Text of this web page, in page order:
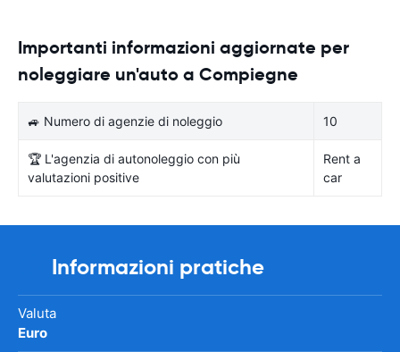
Importanti informazioni aggiornate per
noleggiare un'auto a Compiegne
🚙 Numero di agenzie di noleggio 10
🏆 L'agenzia di autonoleggio con più
valutazioni positive
Rent a
car
Informazioni pratiche
Valuta
Euro